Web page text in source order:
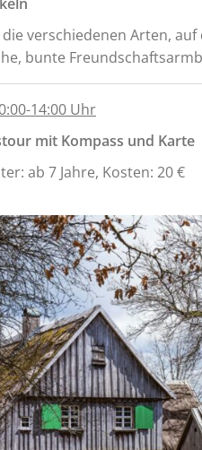
verschiedenen Arten,
bunte
14:00 Uhr
mit Kompass und Karte
ab 7 Jahre, Kosten: 20 €